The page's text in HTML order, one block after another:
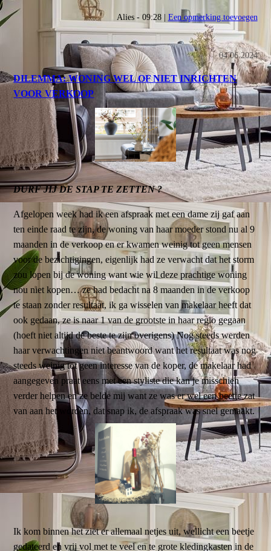
Alies - 09:28 | Een opmerking toevoegen
04.06.2024
DILEMMA: WONING WEL OF NIET INRICHTEN
VOOR VERKOOP
DURF JIJ DE STAP TE ZETTEN ?
Afgelopen week had ik een afspraak met een dame zij gaf aan
ten einde raad te zijn, de woning van haar moeder stond nu al 9
maanden in de verkoop en er kwamen weinig tot geen mensen
voor de bezichtigingen, eigenlijk had ze verwacht dat het storm
zou lopen bij de woning want wie wil deze prachtige woning
nou niet kopen… ze had bedacht na 8 maanden in de verkoop
te staan zonder resultaat, ik ga wisselen van makelaar heeft dat
ook gedaan, ze is naar 1 van de grootste in haar regio gegaan
(hoeft niet altijd de beste te zijn overigens) Nog steeds werden
haar verwachtingen niet beantwoord want het resultaat was nog
steeds weinig tot geen interesse van de koper, de makelaar had
aangegeven praat eens met een styliste die kan je misschien
verder helpen en ze belde mij want ze was er wel een beetje zat
van aan het worden, dat snap ik, de afspraak was snel gemaakt.
Ik kom binnen het ziet er allemaal netjes uit, wellicht een beetje
gedateerd en vrij vol met te veel en te grote kledingkasten in de